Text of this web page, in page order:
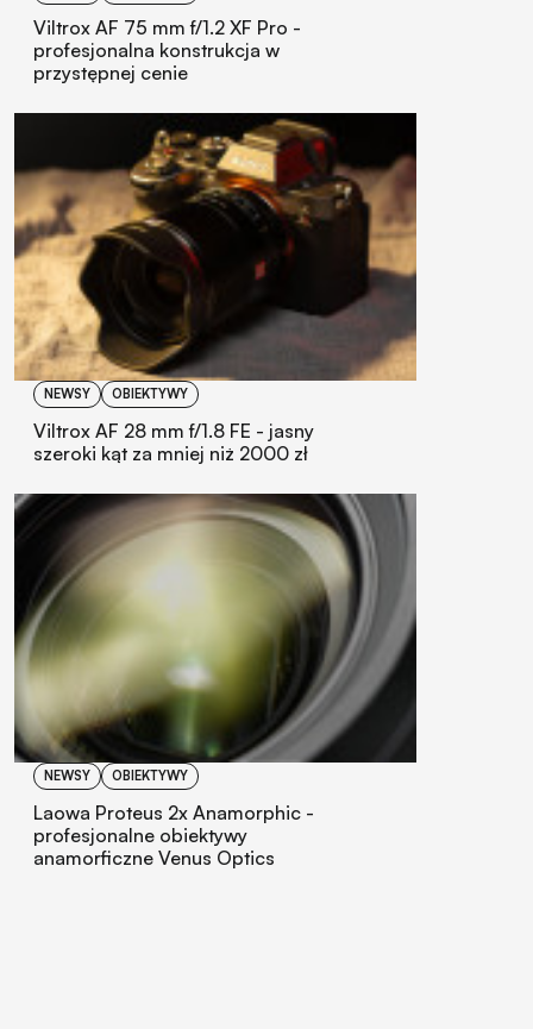
Viltrox AF 75 mm f/1.2 XF Pro -
profesjonalna konstrukcja w
przystępnej cenie
NEWSY OBIEKTYWY
Viltrox AF 28 mm f/1.8 FE - jasny
szeroki kąt za mniej niż 2000 zł
NEWSY OBIEKTYWY
Laowa Proteus 2x Anamorphic -
profesjonalne obiektywy
anamorficzne Venus Optics